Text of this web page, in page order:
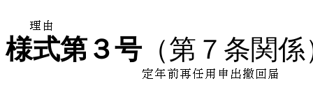
様式第３号（第７条関係